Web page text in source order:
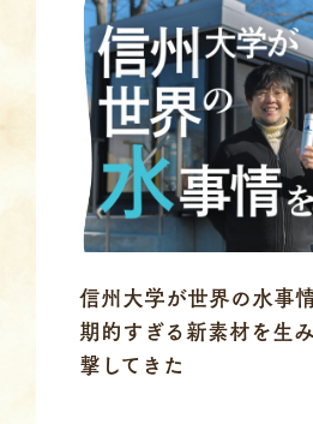
信州大学が世界の水事
期的すぎる新素材を生
撃してきた